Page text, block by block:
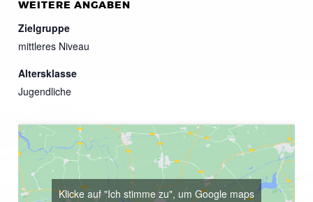
WEITERE ANGABEN
Zielgruppe
mittleres Niveau
Altersklasse
Jugendliche
Klicke auf "Ich stimme zu", um Google maps